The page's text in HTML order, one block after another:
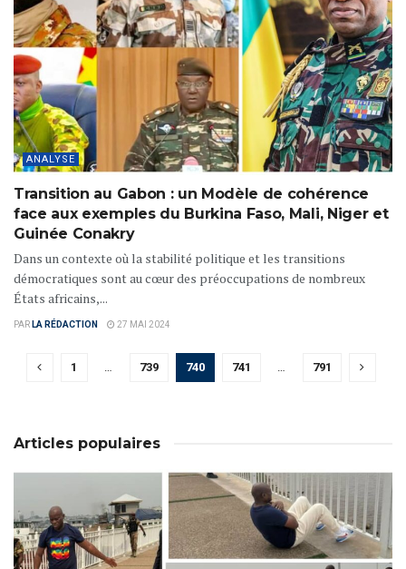
ANALYSE
Transition au Gabon : un Modèle de cohérence
face aux exemples du Burkina Faso, Mali, Niger et
Guinée Conakry
Dans un contexte où la stabilité politique et les transitions
démocratiques sont au cœur des préoccupations de nombreux
États africains,...
PAR LA RÉDACTION 27 MAI 2024
1 … 739 740 741 … 791
Articles populaires